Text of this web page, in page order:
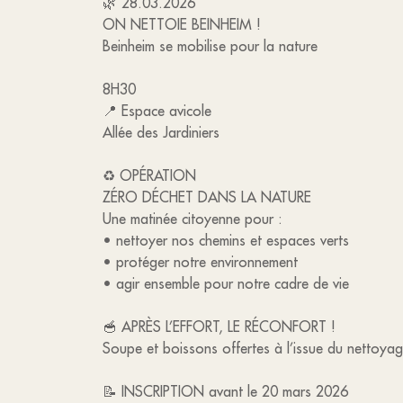
ON NETTOIE BEINHEIM !
Beinheim se mobilise pour la nature
8H30
📍 Espace avicole
Allée des Jardiniers
♻️ OPÉRATION
ZÉRO DÉCHET DANS LA NATURE
Une matinée citoyenne pour :
• nettoyer nos chemins et espaces verts
• protéger notre environnement
• agir ensemble pour notre cadre de vie
🥣 APRÈS L’EFFORT, LE RÉCONFORT !
Soupe et boissons offertes à l’issue du
📝 INSCRIPTION avant le 20 mars 2026